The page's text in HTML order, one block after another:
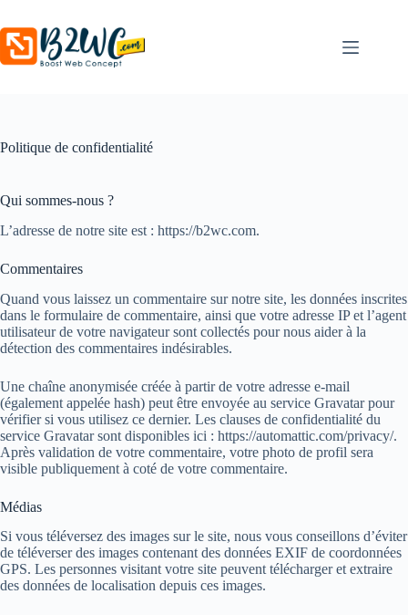
Politique de confidentialité
Qui sommes-nous ?
L’adresse de notre site est : https://b2wc.com.
Commentaires
Quand vous laissez un commentaire sur notre site, les données inscrites
dans le formulaire de commentaire, ainsi que votre adresse IP et l’agent
utilisateur de votre navigateur sont collectés pour nous aider à la
détection des commentaires indésirables.
Une chaîne anonymisée créée à partir de votre adresse e-mail
(également appelée hash) peut être envoyée au service Gravatar pour
vérifier si vous utilisez ce dernier. Les clauses de confidentialité du
service Gravatar sont disponibles ici : https://automattic.com/privacy/.
Après validation de votre commentaire, votre photo de profil sera
visible publiquement à coté de votre commentaire.
Médias
Si vous téléversez des images sur le site, nous vous conseillons d’éviter
de téléverser des images contenant des données EXIF de coordonnées
GPS. Les personnes visitant votre site peuvent télécharger et extraire
des données de localisation depuis ces images.